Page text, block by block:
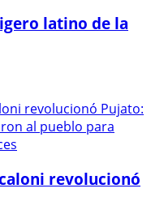
latino de la
revolucionó